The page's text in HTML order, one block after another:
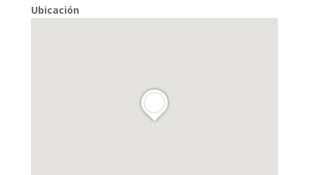
Ubicación